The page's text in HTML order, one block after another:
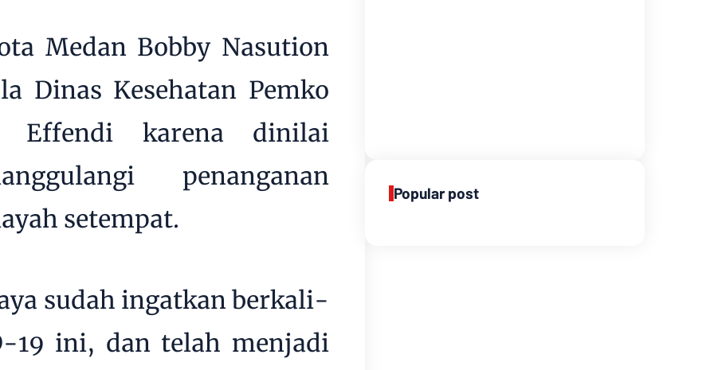
Medan Bobby Nasution
Dinas Kesehatan Pemko
Effendi karena dinilai
penanganan
setempat.
sudah ingatkan berkali-
19 ini, dan telah menjadi
Popular post